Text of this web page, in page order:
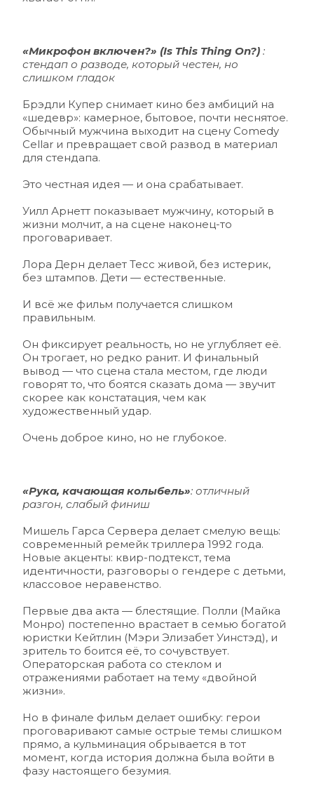
«Микрофон включен?» (Is This Thing On?) :
стендап о разводе, который честен, но
слишком гладок
Брэдли Купер снимает кино без амбиций на
«шедевр»: камерное, бытовое, почти неснятое.
Обычный мужчина выходит на сцену Comedy
Cellar и превращает свой развод в материал
для стендапа.
Это честная идея — и она срабатывает.
Уилл Арнетт показывает мужчину, который в
жизни молчит, а на сцене наконец-то
проговаривает.
Лора Дерн делает Тесс живой, без истерик,
без штампов. Дети — естественные.
И всё же фильм получается слишком
правильным.
Он фиксирует реальность, но не углубляет её.
Он трогает, но редко ранит. И финальный
вывод — что сцена стала местом, где люди
говорят то, что боятся сказать дома — звучит
скорее как констатация, чем как
художественный удар.
Очень доброе кино, но не глубокое.
«Рука, качающая колыбель»: отличный
разгон, слабый финиш
Мишель Гарса Серверa делает смелую вещь:
современный ремейк триллера 1992 года.
Новые акценты: квир-подтекст, тема
идентичности, разговоры о гендере с детьми,
классовое неравенство.
Первые два акта — блестящие. Полли (Майка
Монро) постепенно врастает в семью богатой
юристки Кейтлин (Мэри Элизабет Уинстэд), и
зритель то боится её, то сочувствует.
Операторская работа со стеклом и
отражениями работает на тему «двойной
жизни».
Но в финале фильм делает ошибку: герои
проговаривают самые острые темы слишком
прямо, а кульминация обрывается в тот
момент, когда история должна была войти в
фазу настоящего безумия.